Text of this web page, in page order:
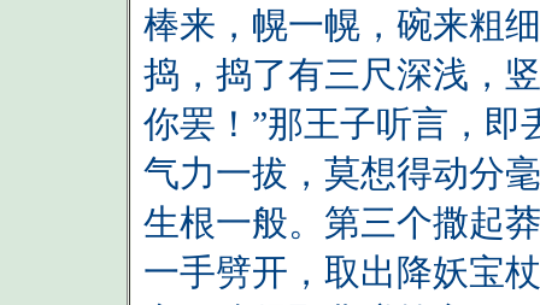
棒来，幌一幌，碗来粗
捣，捣了有三尺深浅，
你罢！”那王子听言，即
气力一拔，莫想得动分
生根一般。第三个撒起
一手劈开，取出降妖宝